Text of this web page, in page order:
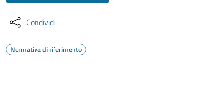
Condividi
Normativa di riferimento